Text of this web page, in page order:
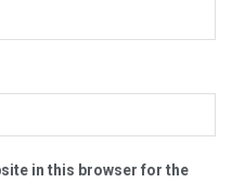
in this browser for the